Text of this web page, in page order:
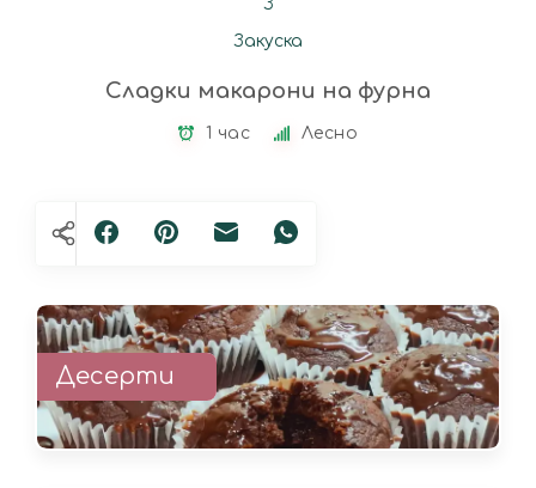
З
Закуска
Сладки макарони на фурна
1 час Лесно
Десерти